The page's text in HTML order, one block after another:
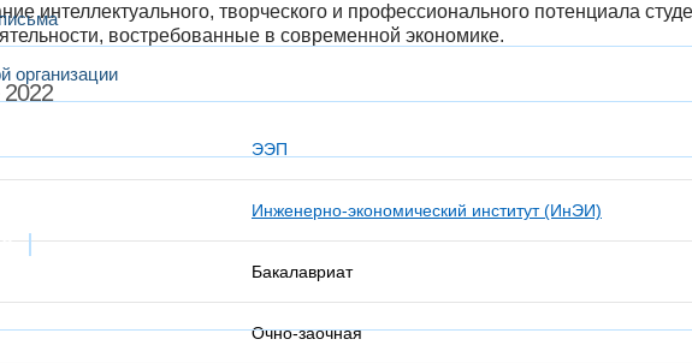
организации
интеллектуального, творческого и профессионального потенциала
востребованные в современной экономике.
ЭЭП
Инженерно-экономический институт (ИнЭИ)
Бакалавриат
Очно-заочная